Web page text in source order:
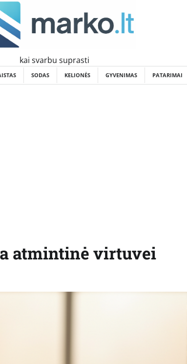
kai svarbu suprasti
SODAS KELIONĖS GYVENIMAS PATARIMAI
atmintinė virtuvei